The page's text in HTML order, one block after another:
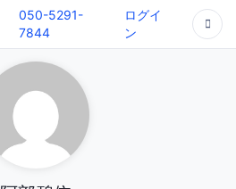
050-5291-
7844
ログイ
ン